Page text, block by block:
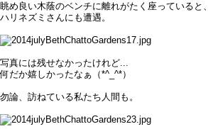
眺め良い木蔭のベンチに離れがたく座っていると、
ハリネズミさんにも遭遇。
写真には残せなかったけれど...
何だか嬉しかったなぁ（*^_^*）
勿論、訪ねている私たち人間も。